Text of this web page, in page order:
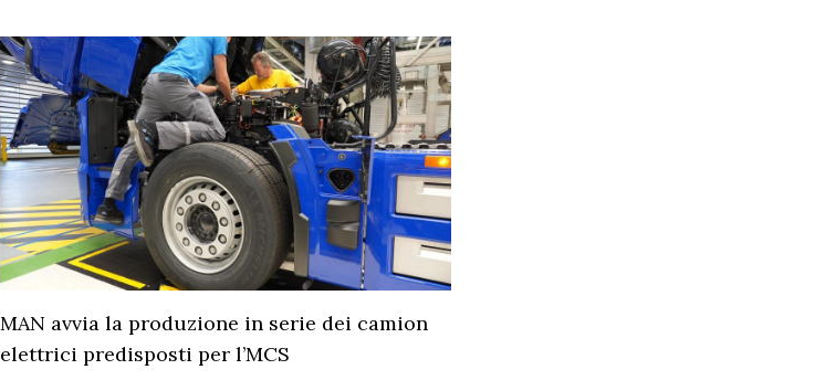
MAN avvia la produzione in serie dei camion
elettrici predisposti per l’MCS